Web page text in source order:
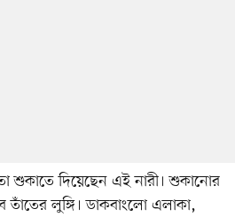
শুকাতে দিয়েছেন এই নারী। শুকানোর
তাঁতের লুঙ্গি। ডাকবাংলো এলাকা,